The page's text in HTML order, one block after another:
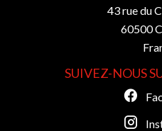
43 rue du
60500
SUIVEZ-NOUS